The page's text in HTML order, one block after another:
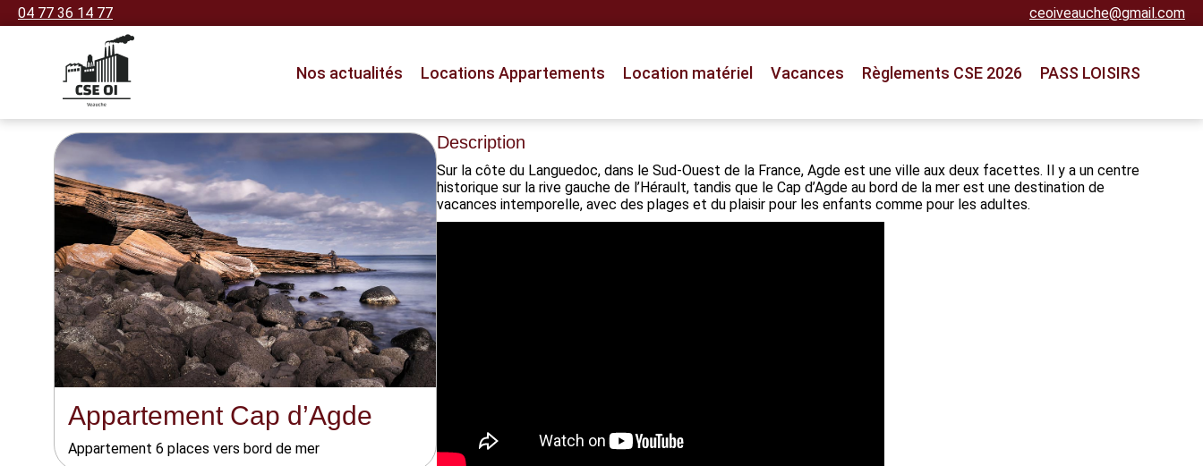
04 77 36 14 77 ceoiveauche@gmail.com
Nos actualités Locations Appartements Location matériel Vacances Règlements CSE 2026 PASS LOISIRS
Appartement Cap d’Agde
Appartement 6 places vers bord de mer
Description
Sur la côte du Languedoc, dans le Sud-Ouest de la France, Agde est une ville aux deux facettes. Il y a un centre
historique sur la rive gauche de l’Hérault, tandis que le Cap d’Agde au bord de la mer est une destination de
vacances intemporelle, avec des plages et du plaisir pour les enfants comme pour les adultes.